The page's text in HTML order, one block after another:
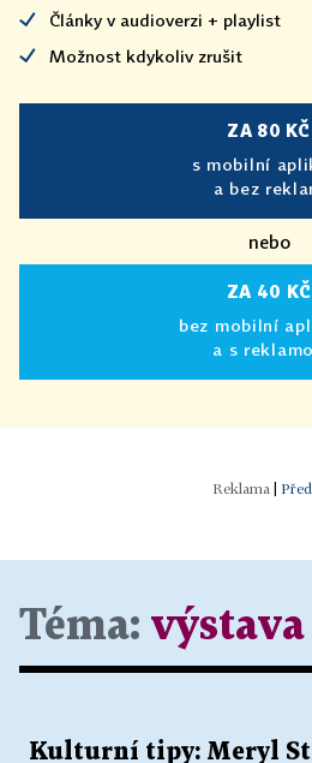
Články v audioverzi + playlist
Možnost kdykoliv zrušit
ZA 80 KČ
s mobilní
a bez
nebo
ZA 40 KČ
bez mobilní
a s
Téma: výstava
Kulturní tipy: Meryl